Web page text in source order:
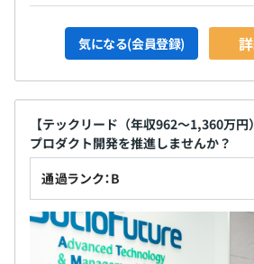
気になる(会員登録)
【テックリード（年収962〜1,360万
プロダクト開発を推進しませんか？
通過ランク：B